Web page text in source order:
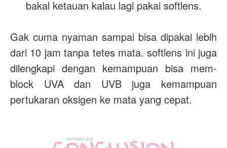
bakal ketauan kalau lagi pakai softlens.
Gak cuma nyaman sampai bisa dipakai lebih
dari 10 jam tanpa tetes mata. softlens ini juga
dilengkapi dengan kemampuan bisa mem-
block UVA dan UVB juga kemampuan
pertukaran oksigen ke mata yang cepat.